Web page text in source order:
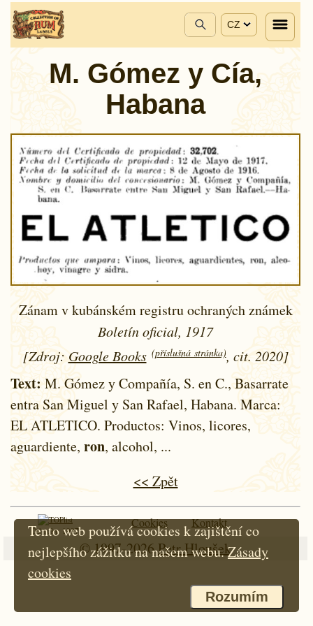
CZ
M. Gómez y Cía,
Habana
Zánam v kubánském registru ochraných známek
Boletín oficial, 1917
[Zdroj: Google Books (příslušná stránka), cit. 2020]
Text: M. Gómez y Compañía, S. en C., Basarrate
entra San Miguel y San Rafael, Habana. Marca:
EL ATLETICO. Productos: Vinos, licores,
aguardiente, ron, alcohol, ...
<< Zpět
Od roku 1997
Cookies Kontakt
© 1997-2026 Petr Hloušek
Tento web používá cookies k zajištění co
nejlepšího zážitku na našem webu.Zásady
cookies
Rozumím